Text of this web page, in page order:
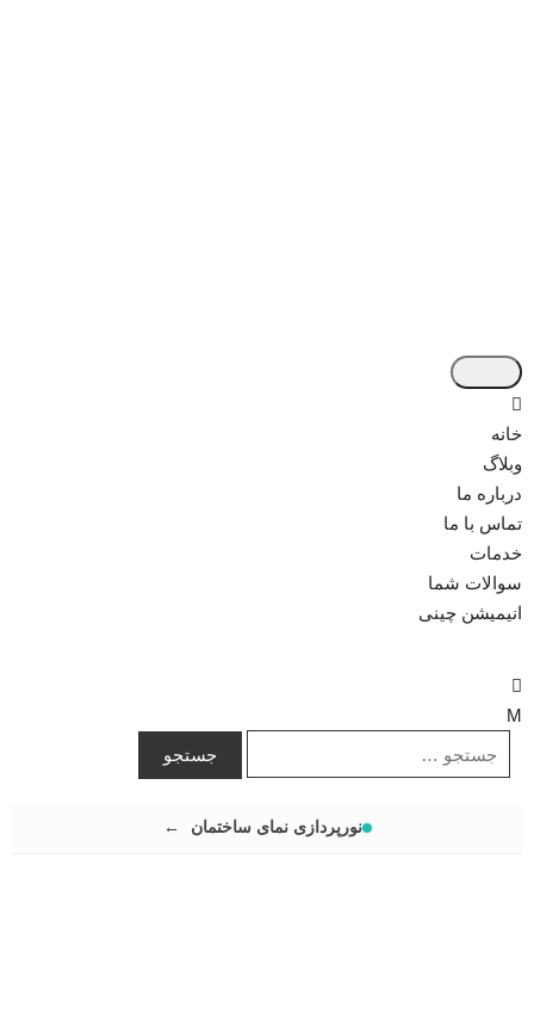
خانه
وبلاگ
درباره ما
تماس با ما
خدمات
سوالات شما
انیمیشن چینی
نورپردازی نمای ساختمان